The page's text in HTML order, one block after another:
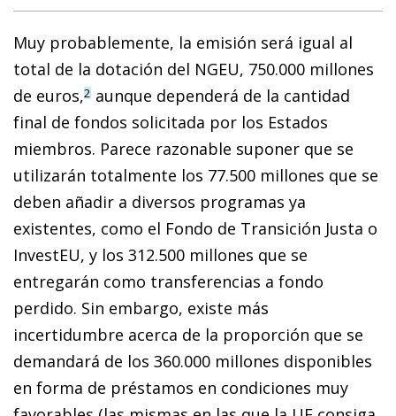
Muy probablemente, la emisión será igual al
total de la dotación del NGEU, 750.000 millones
de euros,2 aunque dependerá de la cantidad
final de fondos solicitada por los Estados
miembros. Parece razonable suponer que se
utilizarán totalmente los 77.500 millones que se
deben añadir a diversos programas ya
existentes, como el Fondo de Transición Justa o
InvestEU, y los 312.500 millones que se
entregarán como transferencias a fondo
perdido. Sin embargo, existe más
incertidumbre acerca de la proporción que se
demandará de los 360.000 millones disponibles
en forma de préstamos en condiciones muy